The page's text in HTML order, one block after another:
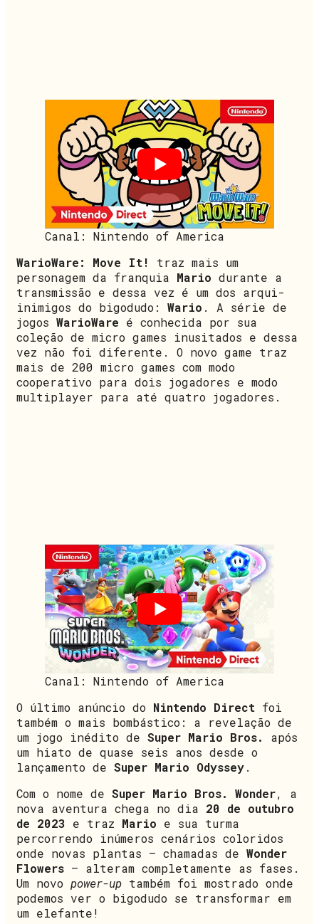
Canal: Nintendo of America
WarioWare: Move It!
traz mais um
personagem da franquia Mario durante a
transmissão e dessa vez é um dos arqui-
inimigos do bigodudo: Wario . A série de
jogos WarioWare é conhecida por sua
coleção de micro games inusitados e dessa
vez não foi diferente. O novo game traz
mais de 200 micro games com modo
cooperativo para dois jogadores e modo
multiplayer para até quatro jogadores.
Canal: Nintendo of America
O último anúncio do Nintendo Direct foi
também o mais bombástico: a revelação de
um jogo inédito de Super Mario Bros.
após
um hiato de quase seis anos desde o
lançamento de Super Mario Odyssey.
Com o nome de Super Mario Bros. Wonder, a
nova aventura chega no dia 20 de outubro
de 2023 e traz Mario e sua turma
percorrendo inúmeros cenários coloridos
onde novas plantas – chamadas de Wonder
Flowers – alteram completamente as fases.
Um novo power-up também foi mostrado onde
podemos ver o bigodudo se transformar em
um elefante!